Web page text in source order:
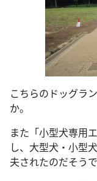
こちらのドッグラ
か。
また「小型犬専用
し、大型犬・小型
夫されたのだそうで